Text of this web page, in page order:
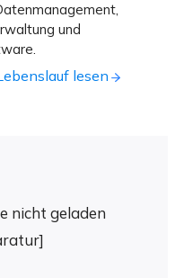
und
lesen
nicht geladen